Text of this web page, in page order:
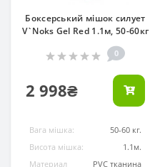
Боксерський мішок силует
V`Noks Gel Red 1.1м, 50-60кг
0
2 998₴
Вага мішка:
50-60 кг.
Висота мішка:
1.1м.
Материал
PVC тканина